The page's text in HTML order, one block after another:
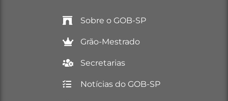
Sobre o GOB-SP
Grão-Mestrado
Secretarias
Notícias do GOB-SP